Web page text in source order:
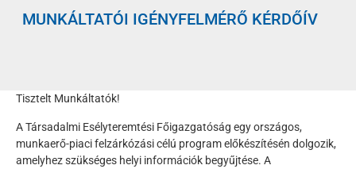
MUNKÁLTATÓI IGÉNYFELMÉRŐ KÉRDŐÍV
Tisztelt Munkáltatók!
A Társadalmi Esélyteremtési Főigazgatóság egy országos,
munkaerő-piaci felzárkózási célú program előkészítésén dolgozik,
amelyhez szükséges helyi információk begyűjtése. A